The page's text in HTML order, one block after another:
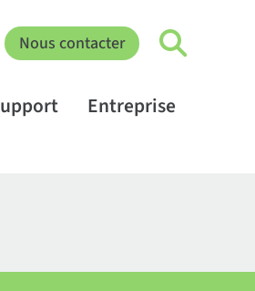
Nous contacter
Entreprise